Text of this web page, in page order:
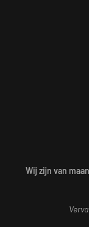
Wij zijn van